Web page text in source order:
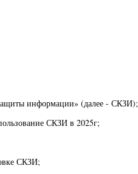
информации» (далее - СКЗИ);
СКЗИ в 2025г;
СКЗИ;